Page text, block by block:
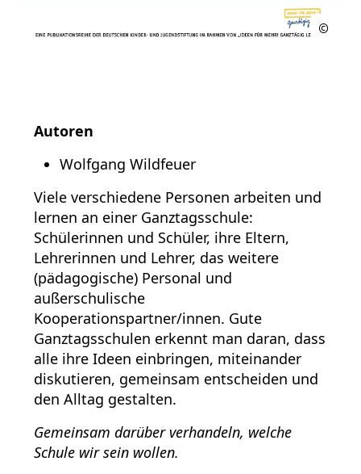
Autoren
Wolfgang Wildfeuer
Viele verschiedene Personen arbeiten und
lernen an einer Ganztagsschule:
Schülerinnen und Schüler, ihre Eltern,
Lehrerinnen und Lehrer, das weitere
(pädagogische) Personal und
außerschulische
Kooperationspartner/innen. Gute
Ganztagsschulen erkennt man daran, dass
alle ihre Ideen einbringen, miteinander
diskutieren, gemeinsam entscheiden und
den Alltag gestalten.
Gemeinsam darüber verhandeln, welche
Schule wir sein wollen.